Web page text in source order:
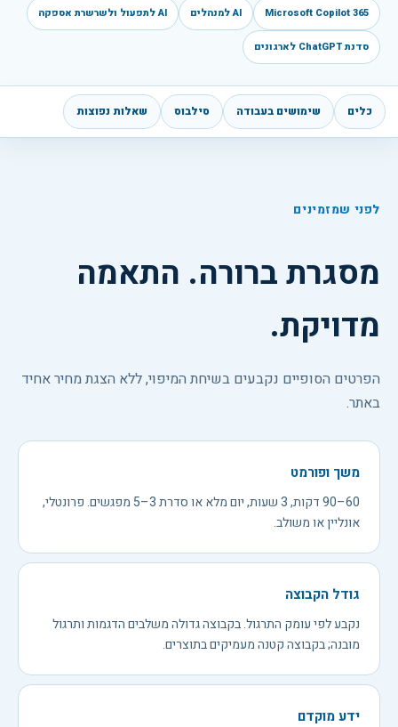
Microsoft Copilot 365 AI למנהלים AI לתפעול ולשרשרת אספקה
סדנת ChatGPT לארגונים
כלים שימושים בעבודה סילבוס שאלות נפוצות
לפני שמזמינים
מסגרת ברורה. התאמה
מדויקת.
הפרטים הסופיים נקבעים בשיחת המיפוי, ללא הצגת מחיר אחיד
באתר.
משך ופורמט
60–90 דקות, 3 שעות, יום מלא או סדרת 3–5 מפגשים. פרונטלי,
אונליין או משולב.
גודל הקבוצה
נקבע לפי עומק התרגול. בקבוצה גדולה משלבים הדגמות ותרגול
מובנה; בקבוצה קטנה מעמיקים בתוצרים.
ידע מוקדם